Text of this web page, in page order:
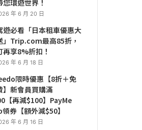
您環遊世界！
年 6 月 20 日
遊必看「日本租車優惠大
」Trip.com最高85折，
再享8%折扣！
年 6 月 18 日
限時優惠【8折＋免
】新會員買購滿
【再減$100】PayMe
券【額外減$50】
年 6 月 16 日